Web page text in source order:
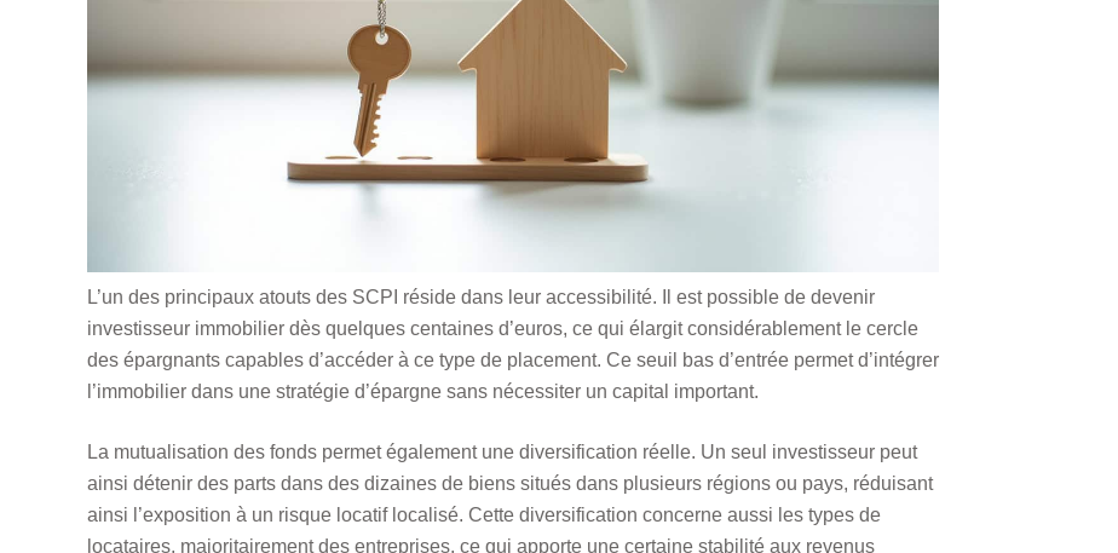
L’un des principaux atouts des SCPI réside dans leur accessibilité. Il est possible de devenir
investisseur immobilier dès quelques centaines d’euros, ce qui élargit considérablement le cercle
des épargnants capables d’accéder à ce type de placement. Ce seuil bas d’entrée permet d’intégrer
l’immobilier dans une stratégie d’épargne sans nécessiter un capital important.
La mutualisation des fonds permet également une diversification réelle. Un seul investisseur peut
ainsi détenir des parts dans des dizaines de biens situés dans plusieurs régions ou pays, réduisant
ainsi l’exposition à un risque locatif localisé. Cette diversification concerne aussi les types de
locataires, majoritairement des entreprises, ce qui apporte une certaine stabilité aux revenus